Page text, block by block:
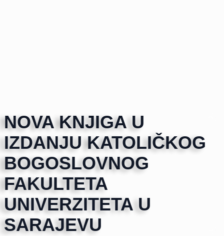
NOVA KNJIGA U
IZDANJU KATOLIČKOG
BOGOSLOVNOG
FAKULTETA
UNIVERZITETA U
SARAJEVU